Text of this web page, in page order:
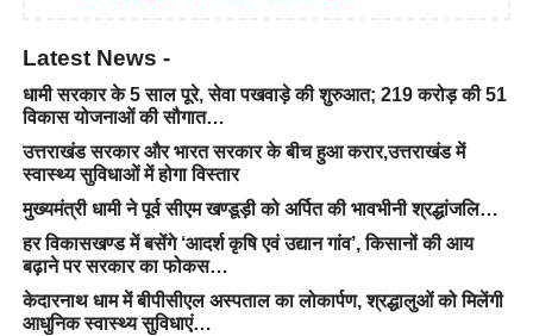
Latest News -
धामी सरकार के 5 साल पूरे, सेवा पखवाड़े की शुरुआत; 219 करोड़ की 51
विकास योजनाओं की सौगात…
उत्तराखंड सरकार और भारत सरकार के बीच हुआ करार,उत्तराखंड में
स्वास्थ्य सुविधाओं में होगा विस्तार
मुख्यमंत्री धामी ने पूर्व सीएम खण्डूड़ी को अर्पित की भावभीनी श्रद्धांजलि…
हर विकासखण्ड में बसेंगे ‘आदर्श कृषि एवं उद्यान गांव’, किसानों की आय
बढ़ाने पर सरकार का फोकस…
केदारनाथ धाम में बीपीसीएल अस्पताल का लोकार्पण, श्रद्धालुओं को मिलेंगी
आधुनिक स्वास्थ्य सुविधाएं…